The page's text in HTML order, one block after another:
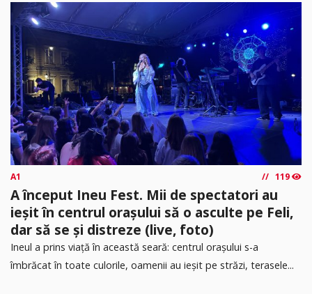
A1 119
A început Ineu Fest. Mii de spectatori au
ieșit în centrul orașului să o asculte pe Feli,
dar să se și distreze (live, foto)
Ineul a prins viață în această seară: centrul orașului s-a
îmbrăcat în toate culorile, oamenii au ieșit pe străzi, terasele...